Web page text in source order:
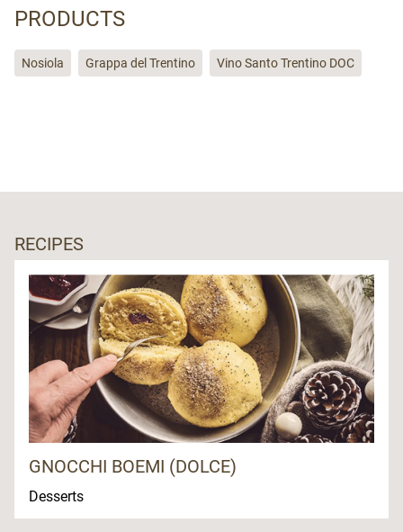
zaino ideale dovrebbe pesare attorno ai 6 kg.
PRODUCTS
Nosiola Grappa del Trentino Vino Santo Trentino DOC
RECIPES
GNOCCHI BOEMI (DOLCE)
Desserts